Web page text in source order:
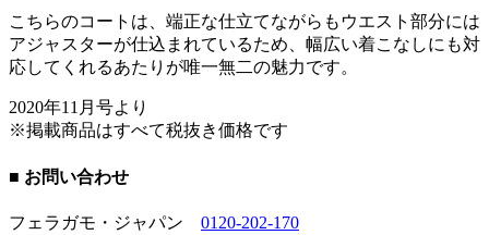
こちらのコートは、端正な仕立てながらもウエスト部分には
アジャスターが仕込まれているため、幅広い着こなしにも対
応してくれるあたりが唯一無二の魅力です。
2020年11月号より
※掲載商品はすべて税抜き価格です
■ お問い合わせ
フェラガモ・ジャパン 0120-202-170